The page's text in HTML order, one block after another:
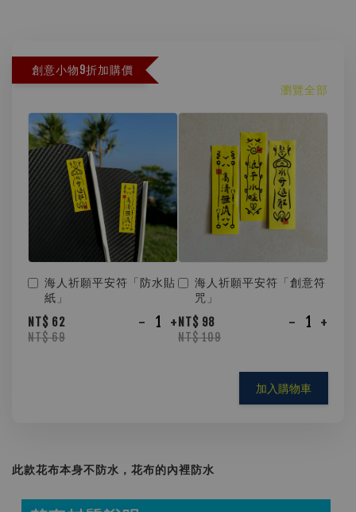
創意小物9折加購價
瀏覽全部
海人祈願平安符「防水貼
紙」
NT$ 62
NT$ 69
- +
海人祈願平安符「創意符
咒」
NT$ 98
NT$ 109
- +
加入購物車
此款花布本身不防水，花布的內裡防水